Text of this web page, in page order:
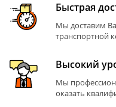
Быстрая
Мы доставим
транспортной
Высокий
Мы
оказать